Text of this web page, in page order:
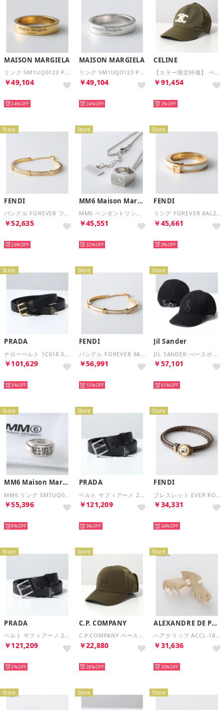
MAISON MARGIELA
リング SM1UQ0123 P8865 シルバー925 （202/ゴールド）
￥49,104
24%
MAISON MARGIELA
リング SM1UQ0123 P8865 シルバー925 （102/シルバー）
￥49,104
24%
CELINE
【カラー限定特価】 ベースボールキャップ AA06FD038 （15VM/カーキ）
￥91,454
2%
Store
FENDI
バングル FOREVER フォーエバー 8AL218 ATEP （F089U/SOFT-GOLD+CRYSTAL）
￥52,635
26%
Store
MM6 Maison Margiela
MM6 ペンダントリングネックレス SM6UU0094 P8859 （951/シルバー）
￥45,551
32%
Store
FENDI
リング FOREVER 8AL217 TL9 FFロゴ （F0A47/SOFT-GOLD+WHITE）
￥45,661
3%
Store
PRADA
￥101,629
3%
Store
FENDI
￥56,991
15%
Store
Jil Sander
￥57,101
61%
Store
MM6 Maison Margiela
￥55,396
8%
Store
PRADA
￥121,209
3%
Store
FENDI
￥34,331
34%
Store
PRADA
ベルト サフィアーノ 2CC672 053 レザー （F0002/NERO/ブラック）
￥121,209
3%
Store
C.P. COMPANY
C.P.COMPANY ベースボールキャップ RCCMAC748A 110545A （683/カーキ）
￥22,880
28%
Store
ALEXANDRE DE PARIS
ヘアクリップ ACCL-18214-02 （S-BEIGE974/ベージュ）
￥31,636
33%
Store Store Store